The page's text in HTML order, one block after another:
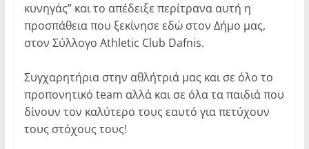
κυνηγάς” και το απέδειξε περίτρανα αυτή η
προσπάθεια που ξεκίνησε εδώ στον Δήμο μας,
στον Σύλλογο Athletic Club Dafnis.
Συγχαρητήρια στην αθλήτριά μας και σε όλο το
προπονητικό team αλλά και σε όλα τα παιδιά που
δίνουν τον καλύτερο τους εαυτό για πετύχουν
τους στόχους τους!